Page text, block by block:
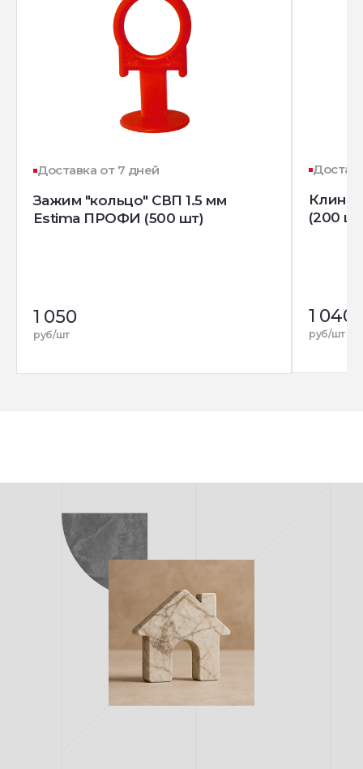
Доставка от 7 дней
Зажим "кольцо" СВП 1.5 мм
Estima ПРОФИ (500 шт)
1 050
руб/шт
Клин
(200
1 040
руб/шт